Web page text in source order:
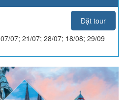
Đặt tour
07/07; 21/07; 28/07; 18/08; 29/09